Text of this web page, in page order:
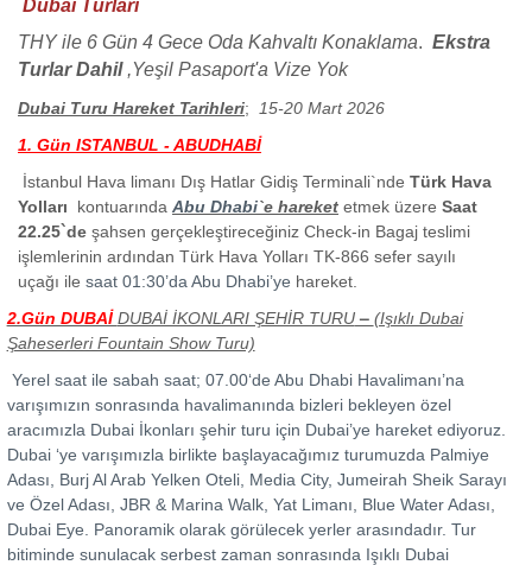
Dubai Turları
THY ile 6 Gün 4 Gece Oda Kahvaltı Konaklama. Ekstra
Turlar Dahil ,Yeşil Pasaport'a Vize Yok
Dubai Turu Hareket Tarihleri;
15-20 Mart 2026
1. Gün ISTANBUL - ABUDHABİ
İstanbul Hava limanı Dış Hatlar Gidiş Terminali`nde Türk Hava
Yolları
kontuarında Abu Dhabi`e hareket etmek üzere Saat
22.25`de şahsen gerçekleştireceğiniz Check-in Bagaj teslimi
işlemlerinin ardından Türk Hava Yolları TK-866 sefer sayılı
uçağı ile saat 01:30’da Abu Dhabi’ye hareket.
2.Gün DUBAİ DUBAİ İKONLARI ŞEHİR TURU– (Işıklı Dubai
Şaheserleri Fountain Show Turu)
Yerel saat ile sabah saat; 07.00‘de Abu Dhabi Havalimanı’na
varışımızın sonrasında havalimanında bizleri bekleyen özel
aracımızla Dubai İkonları şehir turu için Dubai’ye hareket ediyoruz.
Dubai ‘ye varışımızla birlikte başlayacağımız turumuzda Palmiye
Adası, Burj Al Arab Yelken Oteli, Media City, Jumeirah Sheik Sarayı
ve Özel Adası, JBR & Marina Walk, Yat Limanı, Blue Water Adası,
Dubai Eye. Panoramik olarak görülecek yerler arasındadır. Tur
bitiminde sunulacak serbest zaman sonrasında Işıklı Dubai